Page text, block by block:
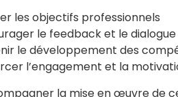
les objectifs professionnels
le feedback et le dialogue
le développement des
l’engagement et la
la mise en œuvre de